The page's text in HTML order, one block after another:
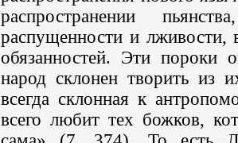
распространении
распущенности и лживости,
обязанностей. Эти пороки
народ склонен творить из
всегда склонная к
всего любит тех божков,